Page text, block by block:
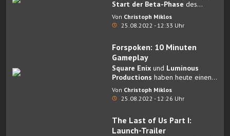
Start der Beta-Phase des
kommenden Spiels
bekannt, welches am8.
X|S erscheint.
Von Christoph Miklos
25.08.2022 - 12:33 Uhr
Forspoken: 10 Minuten
Gameplay
Square Enix und Luminous
Productions haben heute einen
zehnminütigen Gameplay-
Trailerfür das mit Spannung
Von Christoph Miklos
25.08.2022 - 12:26 Uhr
The Last of Us Part I:
Launch-Trailer